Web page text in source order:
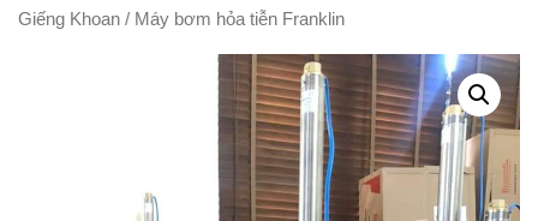
Giếng Khoan / Máy bơm hỏa tiễn Franklin